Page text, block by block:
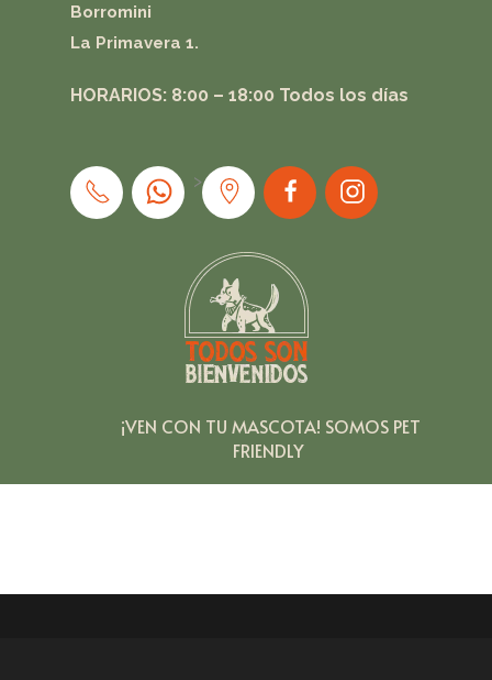
Borromini
La Primavera 1.
HORARIOS: 8:00 – 18:00 Todos los días
>
¡VEN CON TU MASCOTA! SOMOS PET
FRIENDLY